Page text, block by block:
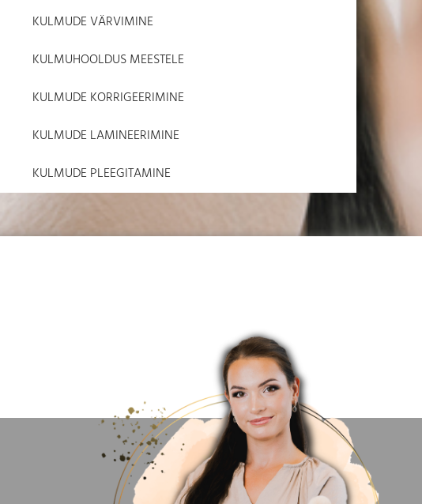
KULMUDE VÄRVIMINE
KULMUHOOLDUS MEESTELE
KULMUDE KORRIGEERIMINE
KULMUDE LAMINEERIMINE
KULMUDE PLEEGITAMINE